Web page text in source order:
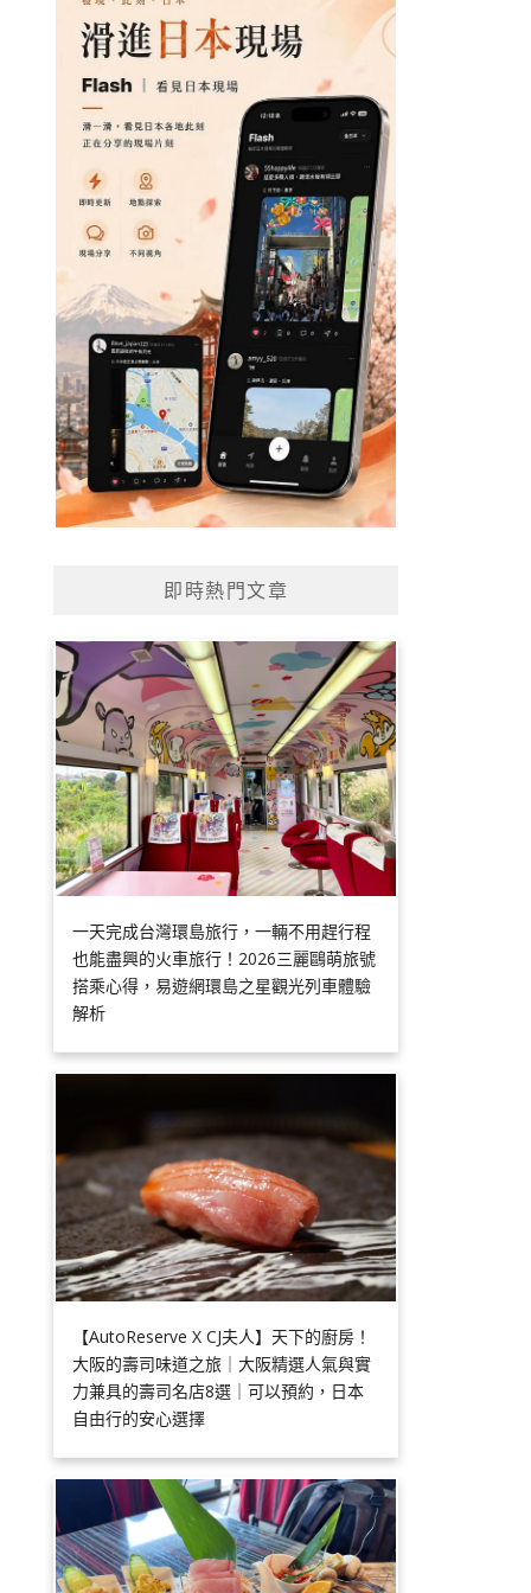
即時熱門文章
一天完成台灣環島旅行，一輛不用趕行程
也能盡興的火車旅行！2026三麗鷗萌旅號
搭乘心得，易遊網環島之星觀光列車體驗
解析
【AutoReserve X CJ夫人】天下的廚房！
大阪的壽司味道之旅｜大阪精選人氣與實
力兼具的壽司名店8選｜可以預約，日本
自由行的安心選擇